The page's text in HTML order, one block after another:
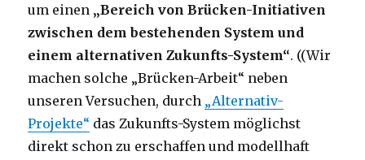
um einen „Bereich von Brücken-Initiativen
zwischen dem bestehenden System und
einem alternativen Zukunfts-System“. ((Wir
machen solche „Brücken-Arbeit“ neben
unseren Versuchen, durch „Alternativ-
Projekte“ das Zukunfts-System möglichst
direkt schon zu erschaffen und modellhaft